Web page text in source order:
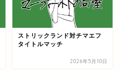
ストリックランド対チマエフ
タイトルマッチ
2026年5月10日